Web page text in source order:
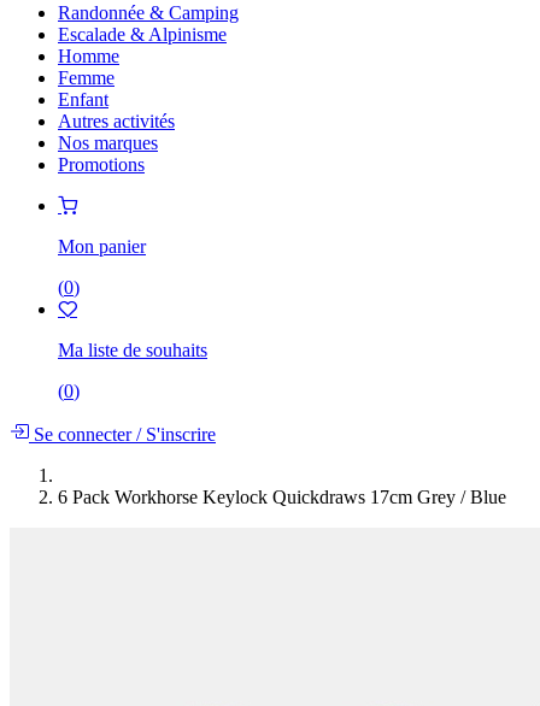
Randonnée & Camping
Escalade & Alpinisme
Homme
Femme
Enfant
Autres activités
Nos marques
Promotions
Mon panier
(0)
Ma liste de souhaits
(0)
Se connecter/S'inscrire
6 Pack Workhorse Keylock Quickdraws 17cm Grey / Blue